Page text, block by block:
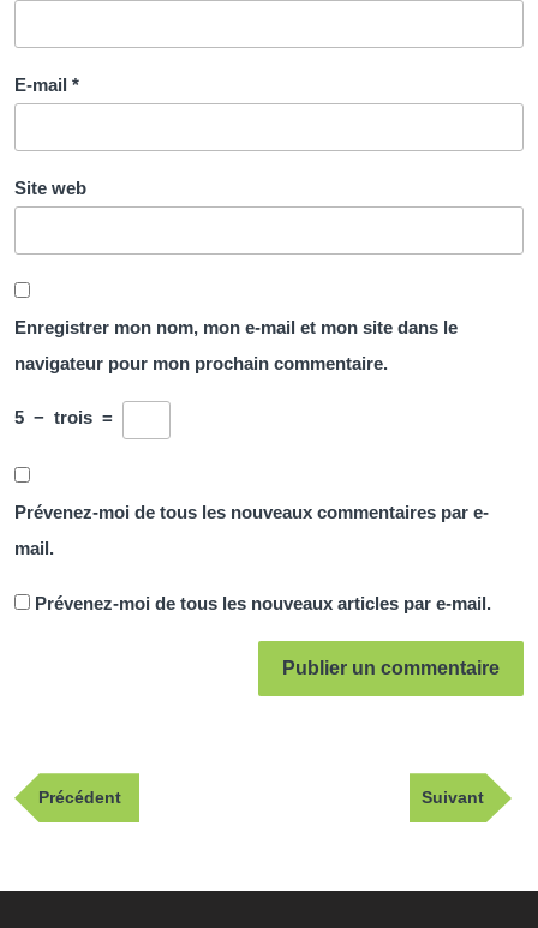
E-mail *
Site web
Enregistrer mon nom, mon e-mail et mon site dans le
navigateur pour mon prochain commentaire.
5 − trois =
Prévenez-moi de tous les nouveaux commentaires par e-
mail.
Prévenez-moi de tous les nouveaux articles par e-mail.
Navigation
dePublication
précédente
Précédent
Article
suivant
Suivant